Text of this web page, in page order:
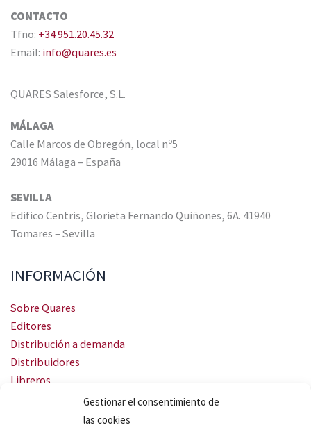
Gestionar el consentimiento de
las cookies
CONTACTO
Tfno: +34 951.20.45.32
Email: info@quares.es
QUARES Salesforce, S.L.
MÁLAGA
Calle Marcos de Obregón, local nº5
29016 Málaga – España
SEVILLA
Edifico Centris, Glorieta Fernando Quiñones, 6A. 41940
Tomares – Sevilla
INFORMACIÓN
Sobre Quares
Editores
Distribución a demanda
Distribuidores
Libreros
Servicio Landingweb
Crea tu audiobook